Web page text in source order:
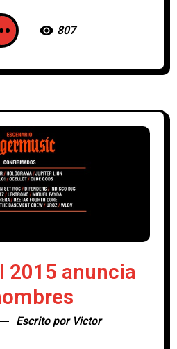
807
2015 anuncia
Escrito por Victor